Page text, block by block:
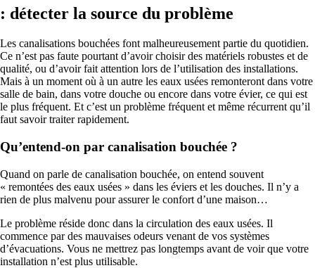
: détecter la source du problème
Les canalisations bouchées font malheureusement partie du quotidien.
Ce n’est pas faute pourtant d’avoir choisir des matériels robustes et de
qualité, ou d’avoir fait attention lors de l’utilisation des installations.
Mais à un moment où à un autre les eaux usées remonteront dans votre
salle de bain, dans votre douche ou encore dans votre évier, ce qui est
le plus fréquent. Et c’est un problème fréquent et même récurrent qu’il
faut savoir traiter rapidement.
Qu’entend-on par canalisation bouchée ?
Quand on parle de canalisation bouchée, on entend souvent
« remontées des eaux usées » dans les éviers et les douches. Il n’y a
rien de plus malvenu pour assurer le confort d’une maison…
Le problème réside donc dans la circulation des eaux usées. Il
commence par des mauvaises odeurs venant de vos systèmes
d’évacuations. Vous ne mettrez pas longtemps avant de voir que votre
installation n’est plus utilisable.